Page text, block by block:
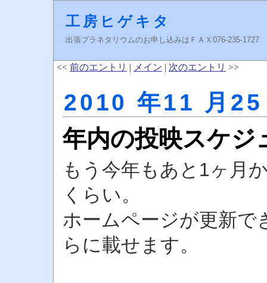
工房ヒゲキタ
出張プラネタリウムのお申し込みはＦＡＸ076-235-
<< 前のエントリ | メイン | 次のエントリ >>
2010 年11 月
年内の投映スケジ
もう今年もあと1ヶ月
くらい。
ホームページが更新で
らに載せます。